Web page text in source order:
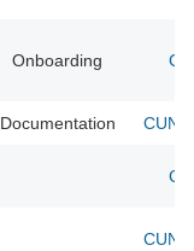
Onboarding
Documentation